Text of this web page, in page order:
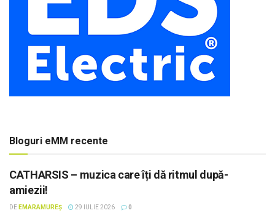
Bloguri eMM recente
CATHARSIS – muzica care îți dă ritmul după-
amiezii!
DE EMARAMUREȘ 29 IULIE 2026 0